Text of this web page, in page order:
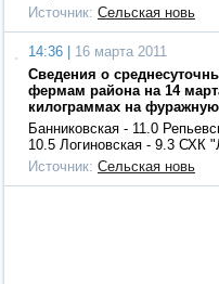
Источник: Сельская новь
14:36 |
16 марта 2011
Сведения о
фермам района на 14
килограммах на
Банниковская - 11.0
10.5 Логиновская - 9.3 СХК
Источник: Сельская новь